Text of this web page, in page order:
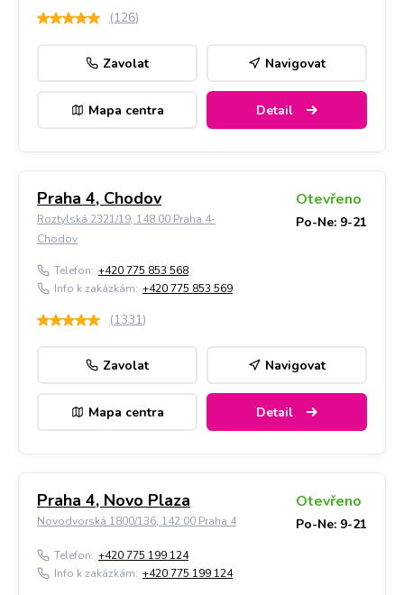
(126)
Zavolat Navigovat
Mapa centra Detail
Praha 4, Chodov
Roztylská 2321/19, 148 00 Praha 4-
Chodov
Otevřeno
Po-Ne: 9-21
Telefon: +420 775 853 568
Info k zakázkám: +420 775 853 569
(1331)
Zavolat Navigovat
Mapa centra Detail
Praha 4, Novo Plaza
Novodvorská 1800/136, 142 00 Praha 4
Otevřeno
Po-Ne: 9-21
Telefon: +420 775 199 124
Info k zakázkám: +420 775 199 124